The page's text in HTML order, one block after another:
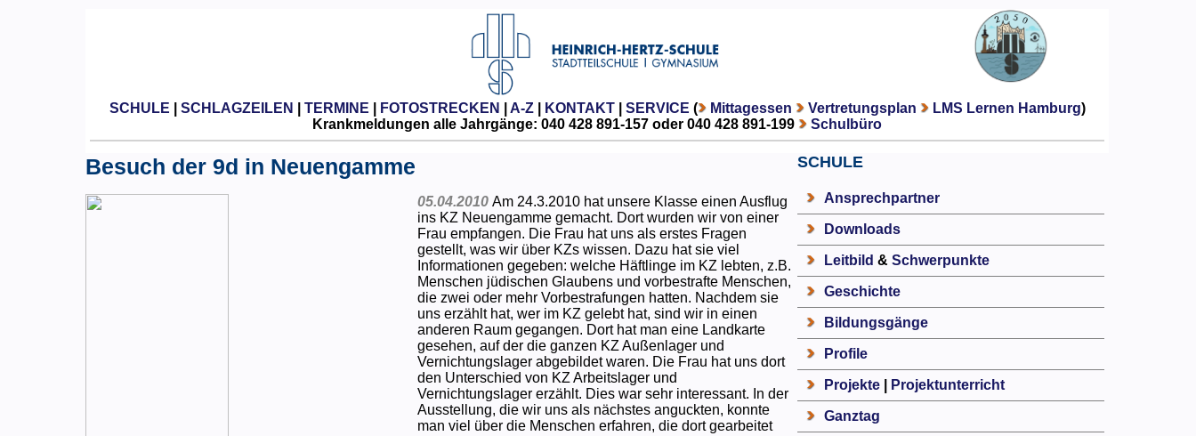
SCHULE SCHLAGZEILEN TERMINE FOTOSTRECKEN A-Z| KONTAKT| SERVICE ( Mittagessen Vertretungsplan LMS Lernen Hamburg)
Krankmeldungen alle Jahrgänge: 040 428 891-157 oder 040 428 891-199
Schulbüro
Besuch der 9d in Neuengamme
05.04.2010 Am 24.3.2010 hat unsere Klasse einen Ausflug
ins KZ Neuengamme gemacht. Dort wurden wir von einer
Frau empfangen. Die Frau hat uns als erstes Fragen
gestellt, was wir über KZs wissen. Dazu hat sie viel
Informationen gegeben: welche Häftlinge im KZ lebten, z.B.
Menschen jüdischen Glaubens und vorbestrafte Menschen,
die zwei oder mehr Vorbestrafungen hatten. Nachdem sie
uns erzählt hat, wer im KZ gelebt hat, sind wir in einen
anderen Raum gegangen. Dort hat man eine Landkarte
gesehen, auf der die ganzen KZ Außenlager und
Vernichtungslager abgebildet waren. Die Frau hat uns dort
den Unterschied von KZ Arbeitslager und
Vernichtungslager erzählt. Dies war sehr interessant. In der
Ausstellung, die wir uns als nächstes anguckten, konnte
man viel über die Menschen erfahren, die dort gearbeitet
SCHULE
Ansprechpartner
Downloads
Leitbild & Schwerpunkte
Geschichte
Bildungsgänge
Profile
Projekte| Projektunterricht
Ganztag